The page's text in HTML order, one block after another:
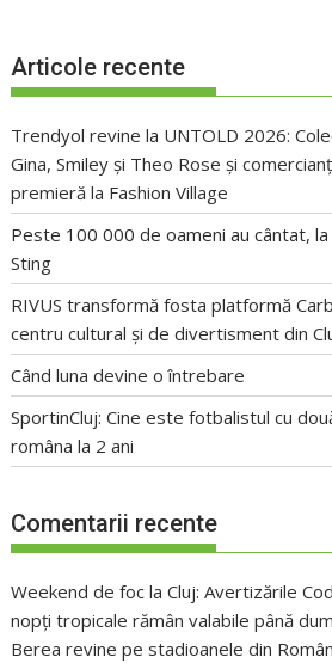
Articole recente
Trendyol revine la UNTOLD 2026:
Gina, Smiley și Theo Rose și
premieră la Fashion Village
Peste 100 000 de oameni au cântat,
Sting
RIVUS transformă fosta platformă
centru cultural și de divertisment din
Când luna devine o întrebare
SportinCluj: Cine este fotbalistul cu
româna la 2 ani
Comentarii recente
Weekend de foc la Cluj: Avertizările
nopți tropicale rămân valabile până
Berea revine pe stadioanele din